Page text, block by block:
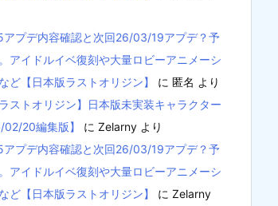
プデ内容確認と次回26/03/19アプデ？予
アイドルイベ復刻や大量ロビーアニメーシ
ど【日本版ラストオリジン】
に 匿名 より
ラストオリジン】日本版未実装キャラクター
20編集版】
に Zelarny より
プデ内容確認と次回26/03/19アプデ？予
アイドルイベ復刻や大量ロビーアニメーシ
ど【日本版ラストオリジン】
に Zelarny